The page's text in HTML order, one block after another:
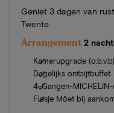
Geniet 3 dagen van
Twente
Arrangement 2
Kamerupgrade (o.b.v.b)
Dagelijks ontbijtbuffet
4-Gangen-
Flesje Möet bij